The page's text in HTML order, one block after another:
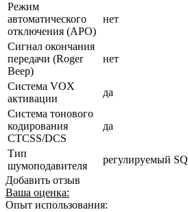
Режим
автоматического
отключения (АРО)
нет
Сигнал окончания
передачи (Roger
Beep)
нет
Система VOX
активации
да
Система тонового
кодирования
CTCSS/DCS
да
Тип
шумоподавителя
регулируемый SQ
Добавить отзыв
Ваша оценка:
Опыт использования: